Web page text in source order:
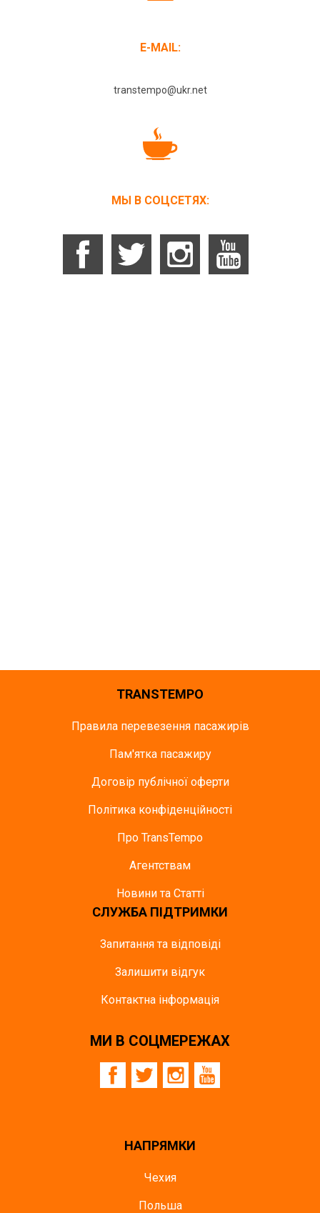
E-MAIL:
transtempo@ukr.net
МЫ В СОЦСЕТЯХ:
TRANSTEMPO
Правила перевезення пасажирів
Пам'ятка пасажиру
Договір публічної оферти
Політика конфіденційності
Про TransTempo
Агентствам
Новини та Статті
СЛУЖБА ПІДТРИМКИ
Запитання та відповіді
Залишити відгук
Контактна інформація
МИ В СОЦМЕРЕЖАХ
НАПРЯМКИ
Чехия
Польша